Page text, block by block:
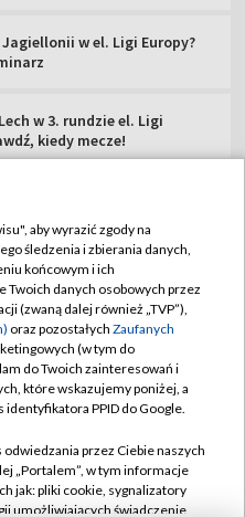
Jagiellonii w el. Ligi Europy?
w 3. rundzie el. Ligi
kiedy mecze!
TVP
TVP
w TVP
TVP
zgody
aby wyrazić zgody na
śledzenia i zbierania danych,
końcowym i ich
Twoich danych osobowych przez
(zwaną dalej również „TVP”),
oraz pozostałych Zaufanych
(w tym do
do Twoich zainteresowań i
które wskazujemy poniżej, a
identyfikatora PPID do Google.
przez Ciebie naszych
„Portalem”, w tym informacje
jak: pliki cookie, sygnalizatory
umożliwiających świadczenie